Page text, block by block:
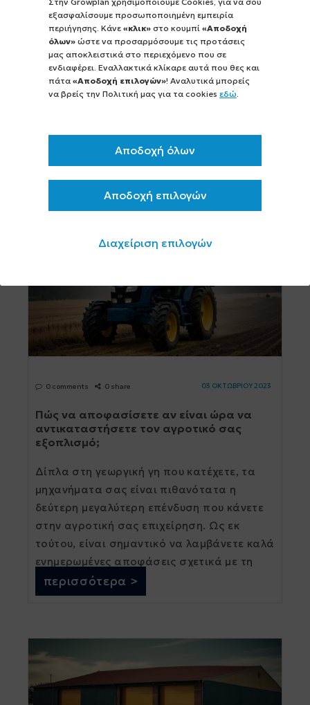
εξασφαλίσουμε προσωποποιημένη εμπειρία
περιήγησης. Κάνε «κλικ» στο κουμπί «Αποδοχή
όλων» ώστε να προσαρμόσουμε τις προτάσεις
μας αποκλειστικά στο περιεχόμενο που σε
ενδιαφέρει. Εναλλακτικά κλίκαρε αυτά που θες και
πάτα «Αποδοχή επιλογών»! Αναλυτικά μπορείς
να βρείς την Πολιτική μας για τα cookies εδώ.
Αποδοχή όλων
Αποδοχή επιλογών
Διαχείριση επιλογών
Υπάρχει ή πρόκειται να προκηρυχθεί
πρόγραμμα για να επιδοτηθώ αγορά
τρακτέρ μεγάλης ιπποδύναμης; Ποια η
αλήθεια;...
Συνεχώς και περισσότερες είνα οι ανάγκες
των αγροτών σχετικά με την αγορά
τρακτέρ μεγαλύτερης ιπποδύναμης.
επιδοτηθούν; [...]
0 comments 0 share 03 ΟΚΤΩΒΡΙΟΥ 2023
Πώς να αποφασίσετε αν είναι ώρα να
αντικαταστήσετε τον αγροτικό σας
εξοπλισμό;
Δίπλα στη γεωργική γη που κατέχετε, τα
μηχανήματα σας είναι πιθανότατα η
δεύτερη μεγαλύτερη επένδυση που κάνετε
στην αγροτική σας επιχείρηση. Ως εκ
τούτου, είναι σημαντικό να λαμβάνετε καλά
ενημερωμένες αποφάσεις σχετικά με τη
συντήρηση και τη διαχείρισή τους. Για να
[...]
περισσότερα >